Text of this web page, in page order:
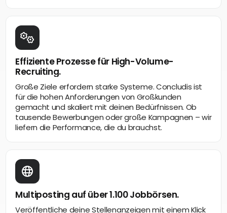
Effiziente Prozesse für High-Volume-
Recruiting.
Große Ziele erfordern starke Systeme. Concludis ist
für die hohen Anforderungen von Großkunden
gemacht und skaliert mit deinen Bedürfnissen. Ob
tausende Bewerbungen oder große Kampagnen – wir
liefern die Performance, die du brauchst.
Multiposting auf über 1.100 Jobbörsen.
Veröffentliche deine Stellenanzeigen mit einem Klick